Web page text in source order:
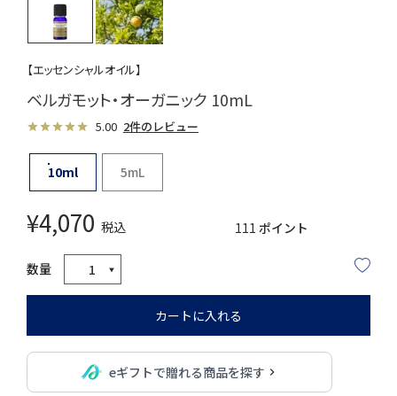
【エッセンシャルオイル】
ベルガモット・オーガニック 10mL
5.00 2件のレビュー
10ml 5mL
¥4,070 税込 111 ポイント
カートに入れる
eギフトで贈れる商品を探す